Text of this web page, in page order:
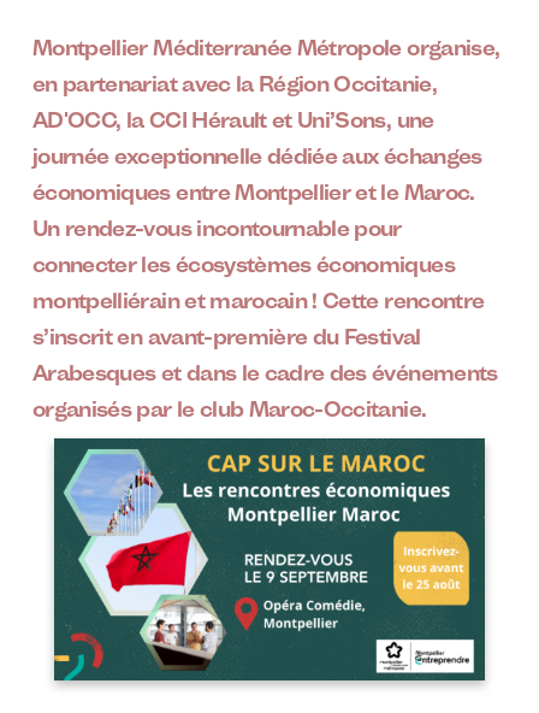
Montpellier Méditerranée Métropole organise,
en partenariat avec la Région Occitanie,
AD'OCC, la CCI Hérault et Uni’Sons, une
journée exceptionnelle dédiée aux échanges
économiques entre Montpellier et le Maroc.
Un rendez-vous incontournable pour
connecter les écosystèmes économiques
montpelliérain et marocain ! Cette rencontre
s’inscrit en avant-première du Festival
Arabesques et dans le cadre des événements
organisés par le club Maroc-Occitanie.
Image